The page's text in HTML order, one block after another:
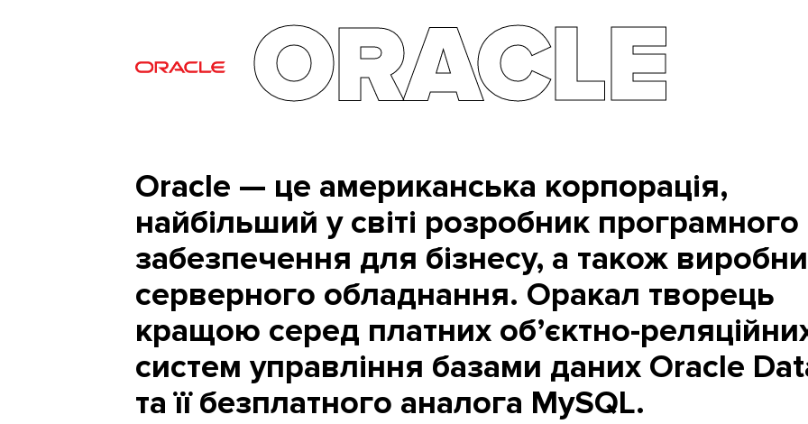
ORACLE
Oracle — це американська корпорація,
найбільший у світі розробник програмного
забезпечення для бізнесу, а також
серверного обладнання. Оракал творець
кращою серед платних об’єктно-
систем управління базами даних Oracle
та її безплатного аналога MySQL.